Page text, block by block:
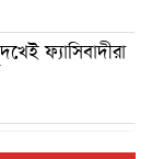
ফ্যাসিবাদীরা